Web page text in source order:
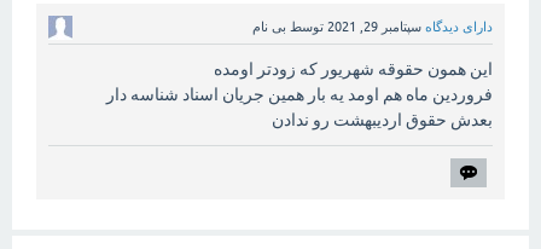
دارای دیدگاه سپتامبر 29, 2021 توسط بی نام
این همون حقوقه شهریور که زودتر اومده
فروردین ماه هم اومد یه بار همین جریان اسناد شناسه دار
بعدش حقوق اردیبهشت رو ندادن